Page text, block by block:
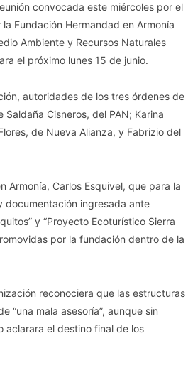
convocada este miércoles por el
Fundación Hermandad en Armonía
Ambiente y Recursos Naturales
el próximo lunes 15 de junio.
autoridades de los tres órdenes de
Cisneros, del PAN; Karina
de Nueva Alianza, y Fabrizio del
Armonía, Carlos Esquivel, que para la
documentación ingresada ante
y “Proyecto Ecoturístico Sierra
por la fundación dentro de la
reconociera que las estructuras
“una mala asesoría”, aunque sin
aclarara el destino final de los